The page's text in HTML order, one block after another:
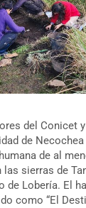
del Conicet
de
de al
las sierras de
de Lobería. El
como “El